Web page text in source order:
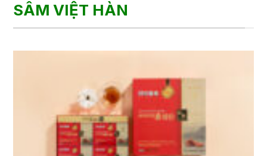
SÂM VIỆT HÀN